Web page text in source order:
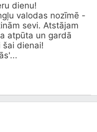
dienu!
valodas nozīmē -
sevi. Atstājam
atpūta un gardā
dienai!